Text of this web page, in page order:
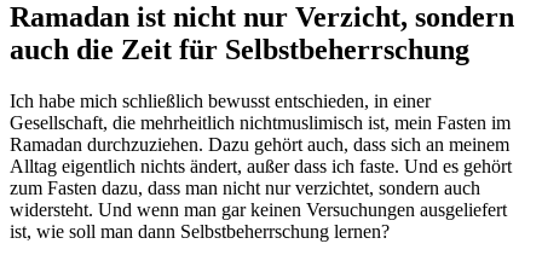
Ramadan ist nicht nur Verzicht, sondern
auch die Zeit für Selbstbeherrschung
Ich habe mich schließlich bewusst entschieden, in einer
Gesellschaft, die mehrheitlich nichtmuslimisch ist, mein Fasten im
Ramadan durchzuziehen. Dazu gehört auch, dass sich an meinem
Alltag eigentlich nichts ändert, außer dass ich faste. Und es gehört
zum Fasten dazu, dass man nicht nur verzichtet, sondern auch
widersteht. Und wenn man gar keinen Versuchungen ausgeliefert
ist, wie soll man dann Selbstbeherrschung lernen?